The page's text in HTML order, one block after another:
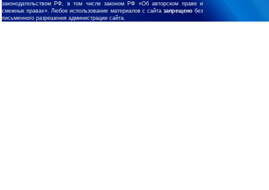
законодательством РФ, в том числе законом РФ «Об авторском праве и
смежных правах». Любое использование материалов с сайта запрещенобез
письменного разрешения администрации сайта.